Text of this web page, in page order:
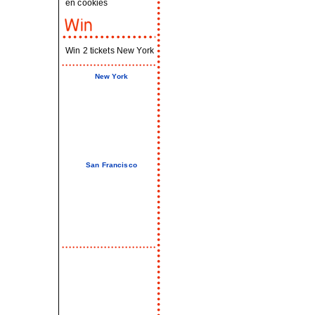
en cookies
Win 2 tickets New York
New York
San Francisco